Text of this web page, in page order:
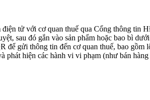
điện tử với cơ quan thuế qua Cổng thông tin
sau đó gắn vào sản phẩm hoặc bao bì
để gửi thông tin đến cơ quan thuế, bao gồm
hiện các hành vi vi phạm (như bán